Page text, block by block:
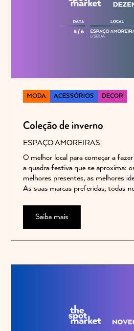
MODA ACESSÓRIOS DECOR
Coleção de inverno
ESPAÇO AMOREIRAS
O melhor local para começar a
a quadra festiva que se aproxima:
melhores presentes, as melhores
As suas marcas preferidas, todas
Saiba mais